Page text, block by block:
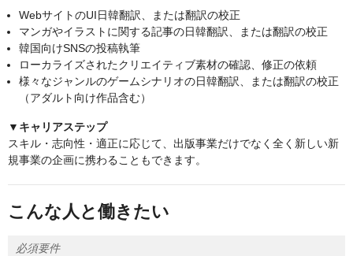
WebサイトのUI日韓翻訳、または翻訳の校正
マンガやイラストに関する記事の日韓翻訳、または翻訳の校正
韓国向けSNSの投稿執筆
ローカライズされたクリエイティブ素材の確認、修正の依頼
様々なジャンルのゲームシナリオの日韓翻訳、または翻訳の校正
（アダルト向け作品含む）
▼キャリアステップ
スキル・志向性・適正に応じて、出版事業だけでなく全く新しい新
規事業の企画に携わることもできます。
こんな人と働きたい
必須要件